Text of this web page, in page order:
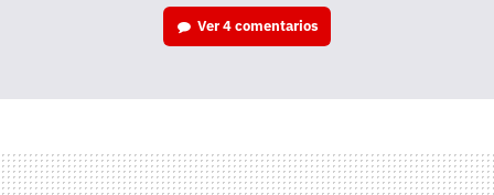
Ver4 comentarios